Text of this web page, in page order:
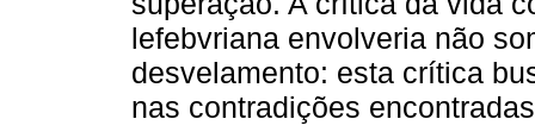
lefebvriana envolveria não
desvelamento: esta crítica
nas contradições